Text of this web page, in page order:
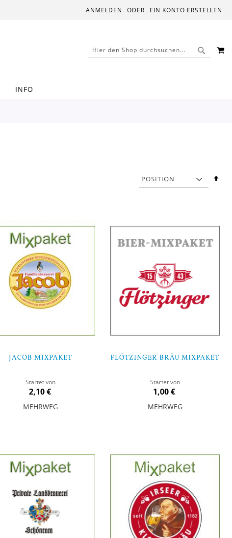
ANMELDEN EIN KONTO ERSTELLEN
SUCHE
INFO
JACOB MIXPAKET
Startet von
2,10 €
MEHRWEG
FLÖTZINGER BRÄU MIXPAKET
Startet von
1,00 €
MEHRWEG